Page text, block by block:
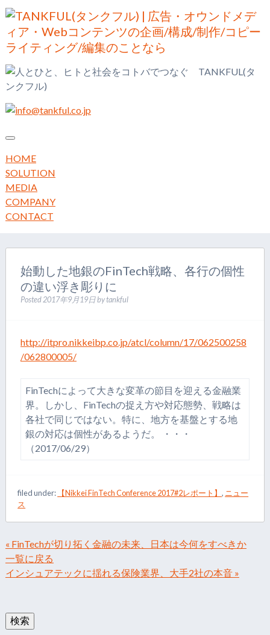
メ
ニ
ュ
ー
HOME
SOLUTION
MEDIA
COMPANY
CONTACT
始動した地銀のFinTech戦略、各行の個性
の違い浮き彫りに
Posted2017年9月19日bytankful
http://itpro.nikkeibp.co.jp/atcl/column/17/062500258
/062800005/
FinTechによって大きな変革の節目を迎える金融業
界。しかし、FinTechの捉え方や対応態勢、戦略は
各社で同じではない。特に、地方を基盤とする地
銀の対応は個性があるようだ。 ・・・
（2017/06/29）
filed under: 【Nikkei FinTech Conference 2017#2レポート】, ニュー
ス
« FinTechが切り拓く金融の未来、日本は今何をすべきか
一覧に戻る
インシュアテックに揺れる保険業界、大手2社の本音 »
検索